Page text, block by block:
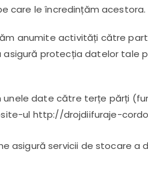
care le încredințăm acestora.
anumite activități către
protecția datelor tale
date către terțe părți
ul http://drojdiifuraje-
asigură servicii de stocare